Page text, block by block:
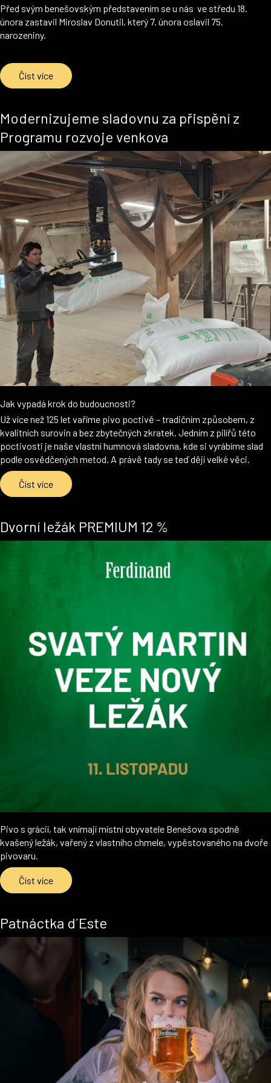
Před svým benešovským představením se u nás ve středu 18.
února zastavil Miroslav Donutil, který 7. února oslavil 75.
narozeniny.
Číst více
Modernizujeme sladovnu za přispění z
Programu rozvoje venkova
Jak vypadá krok do budoucnosti?
Už více než 125 let vaříme pivo poctivě – tradičním způsobem, z
kvalitních surovin a bez zbytečných zkratek. Jedním z pilířů této
poctivosti je naše vlastní humnová sladovna, kde si vyrábíme slad
podle osvědčených metod. A právě tady se teď dějí velké věci.
Číst více
Dvorní ležák PREMIUM 12 %
Pivo s grácií, tak vnímají místní obyvatele Benešova spodně
kvašený ležák, vařený z vlastního chmele, vypěstovaného na dvoře
pivovaru.
Číst více
Patnáctka d´Este